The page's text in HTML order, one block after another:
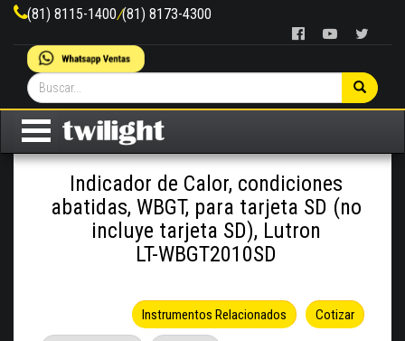
(81) 8115-1400/(81) 8173-4300
Indicador de Calor, condiciones
abatidas, WBGT, para tarjeta SD (no
incluye tarjeta SD), Lutron
LT-WBGT2010SD
Cotizar
Instrumentos Relacionados